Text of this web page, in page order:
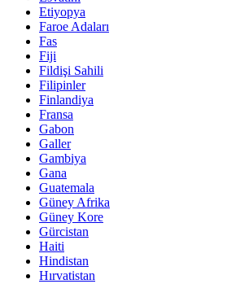
Etiyopya
Faroe Adaları
Fas
Fiji
Fildişi Sahili
Filipinler
Finlandiya
Fransa
Gabon
Galler
Gambiya
Gana
Guatemala
Güney Afrika
Güney Kore
Gürcistan
Haiti
Hindistan
Hırvatistan